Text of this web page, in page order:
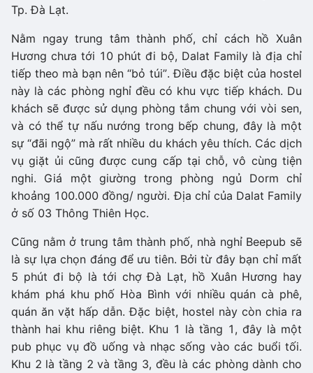
Tp. Đà Lạt.
Nằm ngay trung tâm thành phố, chỉ cách hồ Xuân
Hương chưa tới 10 phút đi bộ, Dalat Family là địa chỉ
tiếp theo mà bạn nên “bỏ túi”. Điều đặc biệt của hostel
này là các phòng nghỉ đều có khu vực tiếp khách. Du
khách sẽ được sử dụng phòng tắm chung với vòi sen,
và có thể tự nấu nướng trong bếp chung, đây là một
sự “đãi ngộ” mà rất nhiều du khách yêu thích. Các dịch
vụ giặt ủi cũng được cung cấp tại chỗ, vô cùng tiện
nghi. Giá một giường trong phòng ngủ Dorm chỉ
khoảng 100.000 đồng/ người. Địa chỉ của Dalat Family
ở số 03 Thông Thiên Học.
Cũng nằm ở trung tâm thành phố, nhà nghỉ Beepub sẽ
là sự lựa chọn đáng để ưu tiên. Bởi từ đây bạn chỉ mất
5 phút đi bộ là tới chợ Đà Lạt, hồ Xuân Hương hay
khám phá khu phố Hòa Bình với nhiều quán cà phê,
quán ăn vặt hấp dẫn. Đặc biệt, hostel này còn chia ra
thành hai khu riêng biệt. Khu 1 là tầng 1, đây là một
pub phục vụ đồ uống và nhạc sống vào các buổi tối.
Khu 2 là tầng 2 và tầng 3, đều là các phòng dành cho